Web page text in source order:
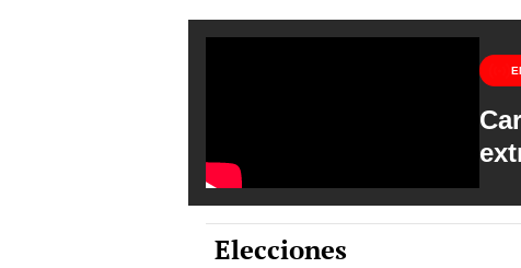
Elecciones